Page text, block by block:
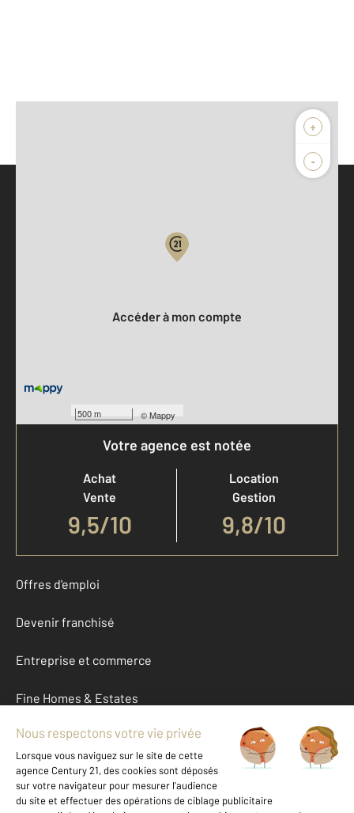
+
-
500 m ©Mappy
Accéder à mon compte
Votre agence est notée
Achat
Vente
9,5/10
Location
Gestion
9,8/10
Offres d'emploi
Devenir franchisé
Entreprise et commerce
Fine Homes & Estates
À propos
International